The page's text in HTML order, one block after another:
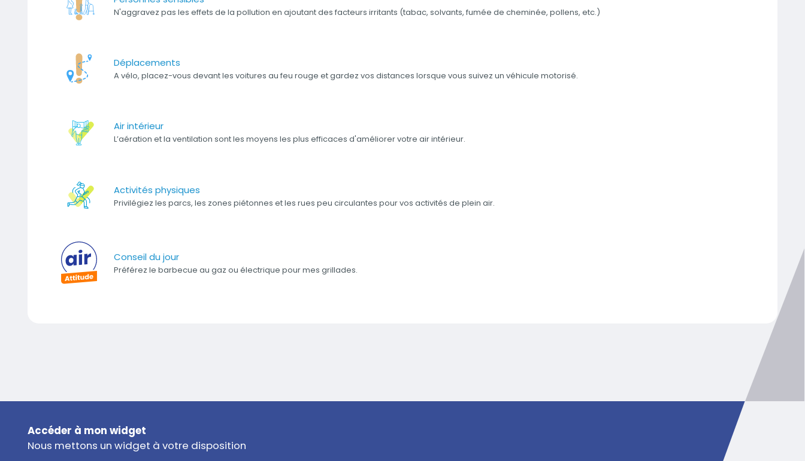
N'aggravez pas les effets de la pollution en ajoutant des facteurs irritants (tabac, solvants, fumée de cheminée, pollens, etc.)
Déplacements
A vélo, placez-vous devant les voitures au feu rouge et gardez vos distances lorsque vous suivez un véhicule motorisé.
Air intérieur
L’aération et la ventilation sont les moyens les plus efficaces d'améliorer votre air intérieur.
Activités physiques
Privilégiez les parcs, les zones piétonnes et les rues peu circulantes pour vos activités de plein air.
Conseil du jour
Préférez le barbecue au gaz ou électrique pour mes grillades.
Titre
Accéder à mon widget
Texte
Nous mettons un widget à votre disposition